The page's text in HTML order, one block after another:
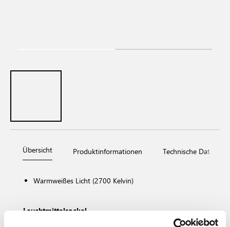
Übersicht Produktinformationen Technische Daten
Warmweißes Licht (2700 Kelvin)
Leuchtmittelsockel